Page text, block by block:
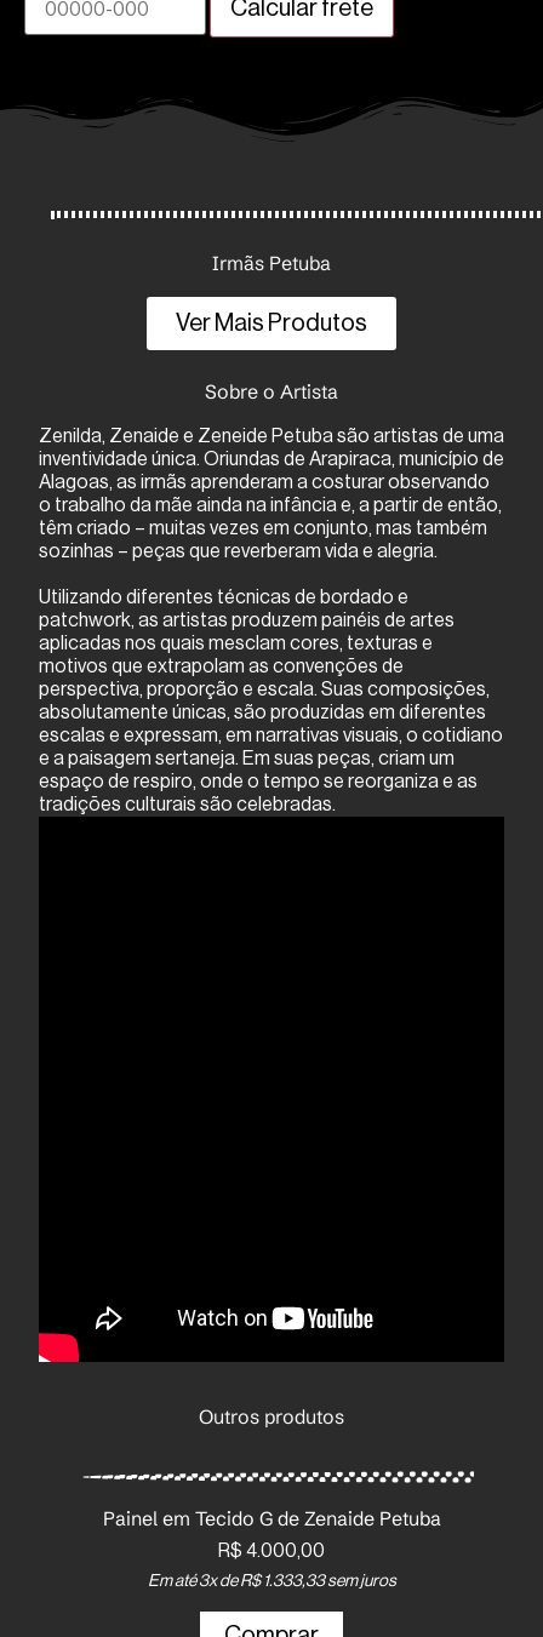
Irmãs Petuba
Ver Mais Produtos
Sobre o Artista
Zenilda, Zenaide e Zeneide Petuba são artistas de uma
inventividade única. Oriundas de Arapiraca, município de
Alagoas, as irmãs aprenderam a costurar observando
o trabalho da mãe ainda na infância e, a partir de então,
têm criado – muitas vezes em conjunto, mas também
sozinhas – peças que reverberam vida e alegria.
Utilizando diferentes técnicas de bordado e
patchwork, as artistas produzem painéis de artes
aplicadas nos quais mesclam cores, texturas e
motivos que extrapolam as convenções de
perspectiva, proporção e escala. Suas composições,
absolutamente únicas, são produzidas em diferentes
escalas e expressam, em narrativas visuais, o cotidiano
e a paisagem sertaneja. Em suas peças, criam um
espaço de respiro, onde o tempo se reorganiza e as
tradições culturais são celebradas.
Outros produtos
Painel em Tecido G de Zenaide Petuba
R$ 4.000,00
Em até 3x deR$1.333,33sem juros